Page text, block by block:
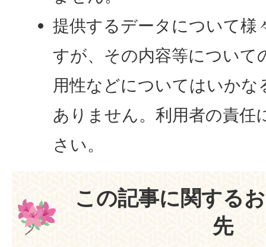
提供するデータについて様
すが、その内容等について
用性などについてはいか
ありません。利用者の責任
さい。
この記事に関する
先